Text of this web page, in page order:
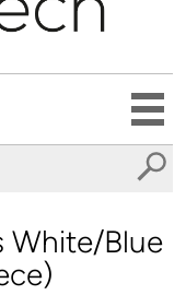
White/Blue